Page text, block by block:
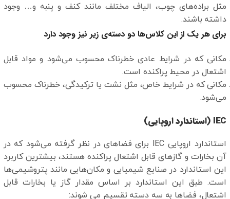
مثل براده‌های چوب، الیاف مختلف مانند کنف و پنبه و… وجود
داشته باشند.
برای هر یک از این کلاس‌ها دو دسته‌ی زیر نیز وجود دارد
مکانی که در شرایط عادی خطرناک محسوب می‌شود و مواد قابل
اشتعال در محیط پراکنده است.
مکانی که در شرایط خاص، مثل نشت یا ترکیدگی، خطرناک محسوب
می‌شود.
IEC (استاندارد اروپایی)
استاندارد اروپایی ‏IEC برای فضاهای در نظر گرفته می‌شود که در
آن بخارات و گازهای قابل اشتعال پراکنده هستند، بیشترین کاربرد
این استاندارد در صنایع شیمیایی و مکان‌هایی مانند پتروشیمی‌ها
است. طبق این استاندارد بر اساس مقدار گاز یا بخارات قابل
اشتعال، فضاها به سه دسته تقسیم می شوند: